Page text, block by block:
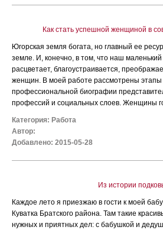
Как стать успешной женщиной в
Югорская земля богата, но главный ее
земле. И, конечно, в том, что наш маленький
расцветает, благоустраивается,
женщин. В моей работе рассмотрены этапы
профессиональной биографии
профессий и социальных слоев. Женщины
Категория: Работа
Автор:
Добавлено: 2015-05-28
Из истории
Каждое лето я приезжаю в гости к моей
Куватка Братского района. Там такие
нужных и приятных дел: с бабушкой и